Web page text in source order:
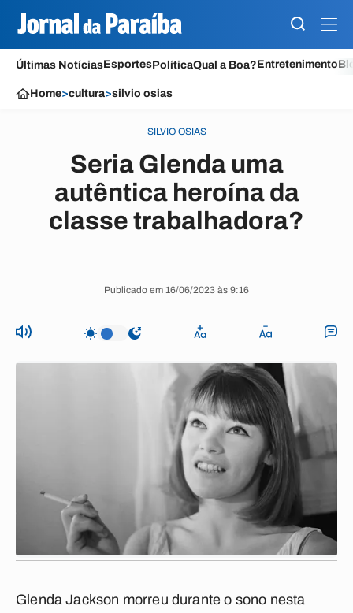
Últimas NotíciasEsportesPolíticaQual a Boa?Entretenimento
Home>cultura>silvio osias
SILVIO OSIAS
Seria Glenda uma
autêntica heroína da
classe trabalhadora?
Publicado em 16/06/2023 às 9:16
Glenda Jackson morreu durante o sono nesta